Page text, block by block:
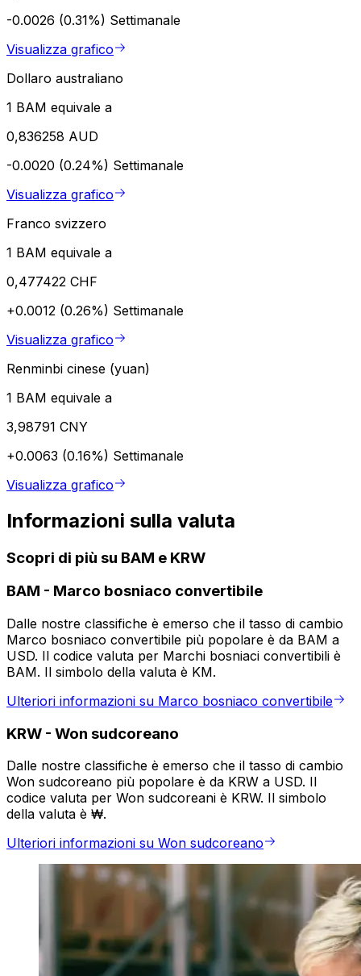
-0.0026 (0.31%) Settimanale
Visualizza grafico
Dollaro australiano
1 BAM equivale a
0,836258 AUD
-0.0020 (0.24%) Settimanale
Visualizza grafico
Franco svizzero
1 BAM equivale a
0,477422 CHF
+0.0012 (0.26%) Settimanale
Visualizza grafico
Renminbi cinese (yuan)
1 BAM equivale a
3,98791 CNY
+0.0063 (0.16%) Settimanale
Visualizza grafico
Informazioni sulla valuta
Scopri di più su BAM e KRW
BAM - Marco bosniaco convertibile
Dalle nostre classifiche è emerso che il tasso di cambio
Marco bosniaco convertibile più popolare è da BAM a
USD. Il codice valuta per Marchi bosniaci convertibili è
BAM. Il simbolo della valuta è KM.
Ulteriori informazioni su Marco bosniaco convertibile
KRW - Won sudcoreano
Dalle nostre classifiche è emerso che il tasso di cambio
Won sudcoreano più popolare è da KRW a USD. Il
codice valuta per Won sudcoreani è KRW. Il simbolo
della valuta è ₩.
Ulteriori informazioni su Won sudcoreano